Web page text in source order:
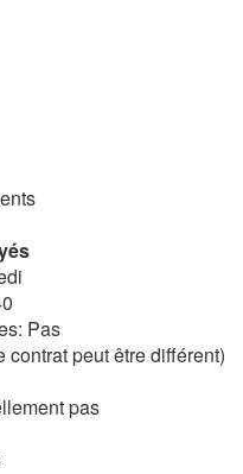
Pas
peut être différent)
pas